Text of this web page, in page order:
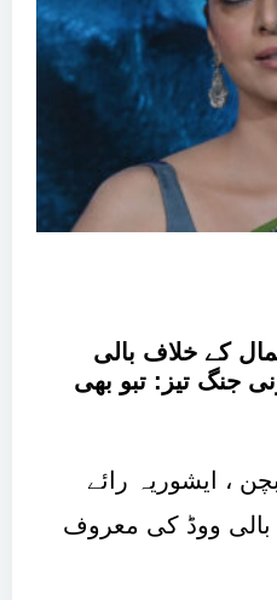
کے خلاف بالی
جنگ تیز: تبو بھی
، ایشوریہ رائے